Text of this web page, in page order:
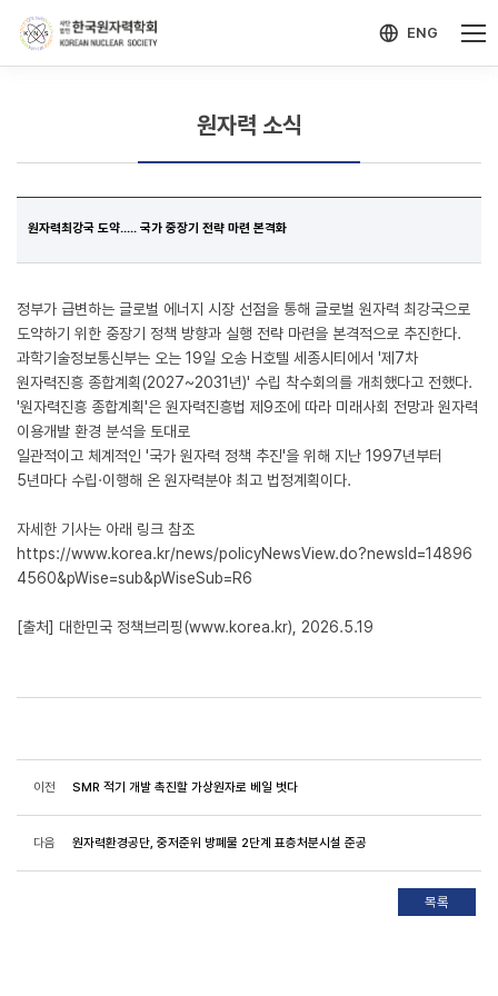
ENG
원자력 소식
원자력최강국 도약..... 국가 중장기 전략 마련 본격화
정부가 급변하는 글로벌 에너지 시장 선점을 통해 글로벌 원자력 최강국으로
도약하기 위한 중장기 정책 방향과 실행 전략 마련을 본격적으로 추진한다.
과학기술정보통신부는 오는 19일 오송 H호텔 세종시티에서 '제7차
원자력진흥 종합계획(2027~2031년)' 수립 착수회의를 개최했다고 전했다.
'원자력진흥 종합계획'은 원자력진흥법 제9조에 따라 미래사회 전망과 원자력
이용개발 환경 분석을 토대로
일관적이고 체계적인 '국가 원자력 정책 추진'을 위해 지난 1997년부터
5년마다 수립·이행해 온 원자력분야 최고 법정계획이다.
자세한 기사는 아래 링크 참조
https://www.korea.kr/news/policyNewsView.do?newsId=14896
4560&pWise=sub&pWiseSub=R6
[출처] 대한민국 정책브리핑(www.korea.kr), 2026.5.19
이전 SMR 적기 개발 촉진할 가상원자로 베일 벗다
다음 원자력환경공단, 중저준위 방폐물 2단계 표층처분시설 준공